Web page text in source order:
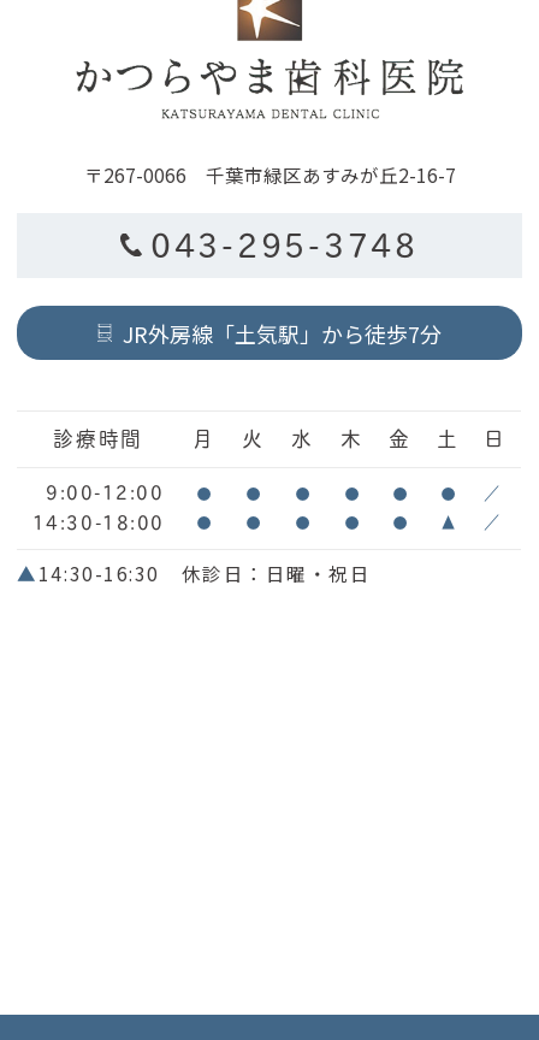
〒267-0066 千葉市緑区あすみが丘2-16-7
043-295-3748
JR外房線「土気駅」から徒歩7分
診療時間 月 火 水 木 金 土 日
9:00-12:00 ● ● ● ● ● ● ／
14:30-18:00 ● ● ● ● ● ▲ ／
▲14:30-16:30 休診日：日曜・祝日